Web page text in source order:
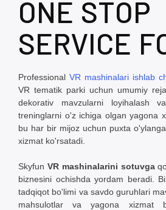
ONE STOP
SERVICE
Professional VR mashinalari ishlab
VR tematik parki uchun umumiy
dekorativ mavzularni loyihalash
treninglarni o'z ichiga olgan yagona
bu har bir mijoz uchun puxta
xizmat ko'rsatadi.
Skyfun VR mashinalarini sotuvga
biznesini ochishda yordam beradi.
tadqiqot bo'limi va savdo guruhlari
mahsulotlar va yagona xizmat